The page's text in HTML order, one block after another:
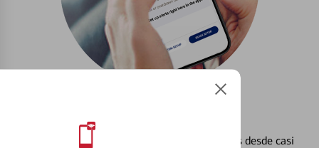
Vea cómo mantener el control de sus finanzas desde casi